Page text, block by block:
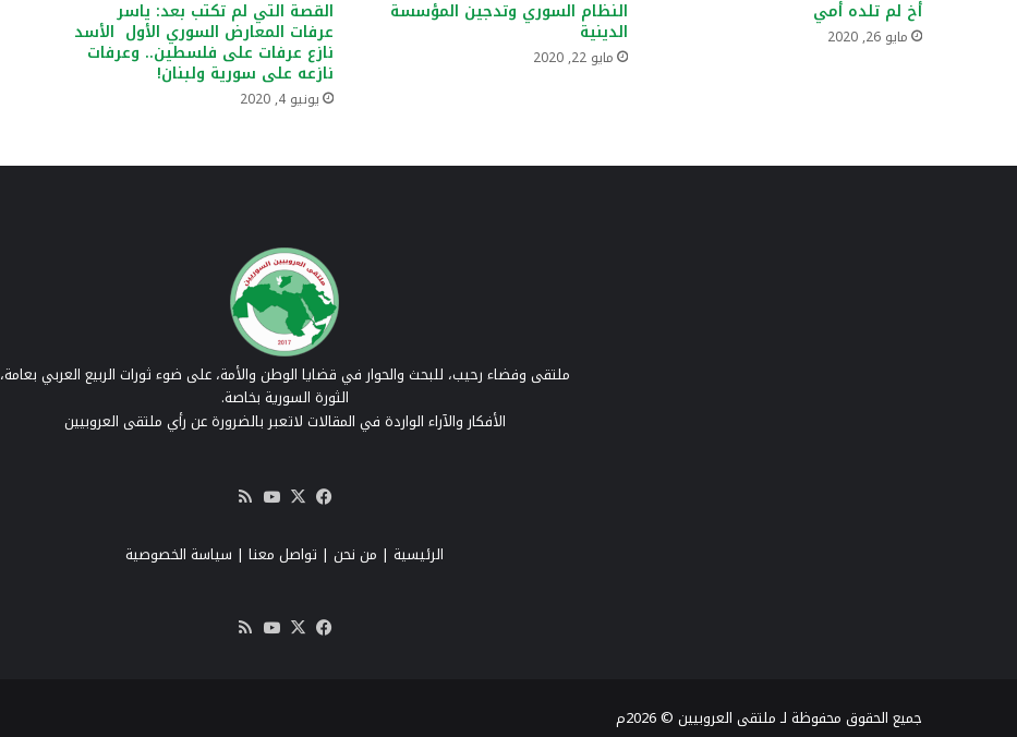
أخ لم تلده أمي
مايو 26, 2020
النظام السوري وتدجين المؤسسة
الدينية
مايو 22, 2020
القصة التي لم تكتب بعد: ياسر
عرفات المعارض السوري الأول الأسد
نازع عرفات على فلسطين.. وعرفات
نازعه على سورية ولبنان!
يونيو 4, 2020
ملتقى وفضاء رحيب، للبحث والحوار في قضايا الوطن والأمة، على ضوء ثورات الربيع العربي بعامة،
الثورة السورية بخاصة.
الأفكار والآراء الواردة في المقالات لاتعبر بالضرورة عن رأي ملتقى العروبيين
فيسبوك
‫X
‫YouTube
RSS
الرئيسية | من نحن | تواصل معنا | سياسة الخصوصية
فيسبوك
‫X
‫YouTube
جميع الحقوق محفوظة لـ ملتقى العروبيين © 2026م